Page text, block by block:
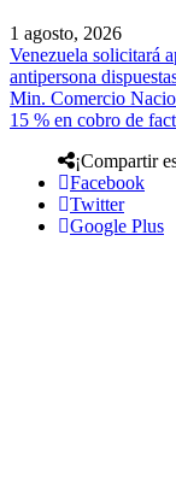
1 agosto, 2026
Venezuela solicitará
antipersona
Min. Comercio
15 % en cobro de
¡Compartir
Facebook
Twitter
Google Plus